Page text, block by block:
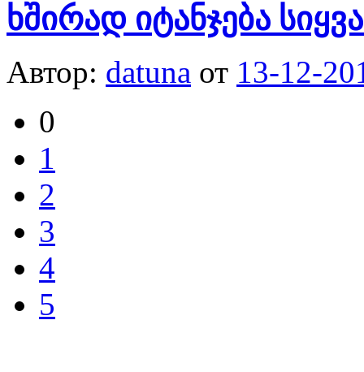
ხშირად იტანჯება
Автор: datuna от 13-12-
0
1
2
3
4
5